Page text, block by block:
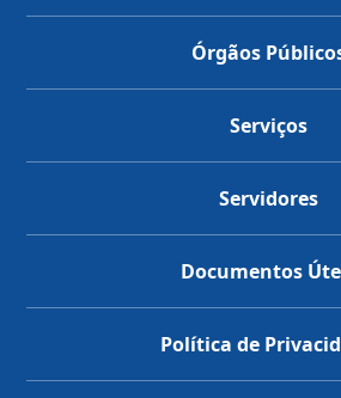
Órgãos
Serviços
Servidores
Documentos
Política de